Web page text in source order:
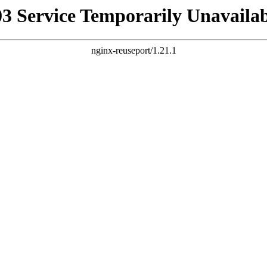
Service Temporarily
nginx-reuseport/1.21.1